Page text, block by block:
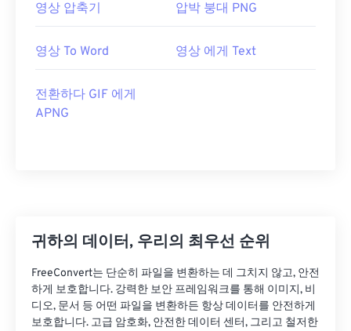
영상 압축기 압박 붕대 PNG
영상 To Word 영상 에게 Text
전환하다 GIF 에게
APNG
귀하의 데이터, 우리의 최우선 순위
FreeConvert는 단순히 파일을 변환하는 데 그치지 않고, 안전
하게 보호합니다. 강력한 보안 프레임워크를 통해 이미지, 비
디오, 문서 등 어떤 파일을 변환하든 항상 데이터를 안전하게
보호합니다. 고급 암호화, 안전한 데이터 센터, 그리고 철저한